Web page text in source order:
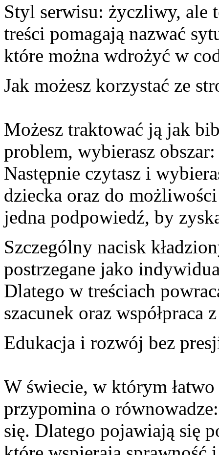
Styl serwisu: życzliwy, ale
treści pomagają nazwać
które można wdrożyć w
Jak możesz korzystać ze
Możesz traktować ją jak
problem, wybierasz
Następnie czytasz i
dziecka oraz do
jedna podpowiedź, by
Szczególny nacisk
postrzegane jako
Dlatego w treściach
szacunek oraz współpraca
Edukacja i rozwój bez
W świecie, w którym
przypomina o
się. Dlatego pojawiają się